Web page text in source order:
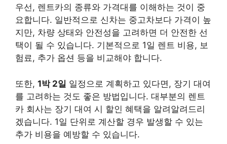
우선, 렌트카의 종류와 가격대를 이해하는 것이 중
요합니다. 일반적으로 신차는 중고차보다 가격이 높
지만, 차량 상태와 안전성을 고려하면 더 안전한 선
택이 될 수 있습니다. 기본적으로 1일 렌트 비용, 보
험료, 추가 옵션 등을 비교해야 합니다.
또한, 1박 2일 일정으로 계획하고 있다면, 장기 대여
를 고려하는 것도 좋은 방법입니다. 대부분의 렌트
카 회사는 장기 대여 시 할인 혜택을 알려알려드리
겠습니다. 1일 단위로 계산할 경우 발생할 수 있는
추가 비용을 예방할 수 있습니다.